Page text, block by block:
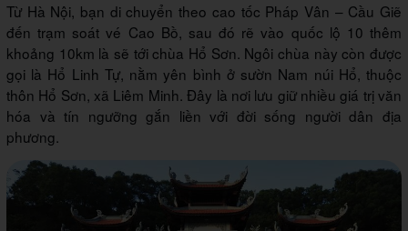
Từ Hà Nội, bạn di chuyển theo cao tốc Pháp Vân – Cầu Giẽ
đến trạm soát vé Cao Bồ, sau đó rẽ vào quốc lộ 10 thêm
khoảng 10km là sẽ tới chùa Hổ Sơn. Ngôi chùa này còn được
gọi là Hổ Linh Tự, nằm yên bình ở sườn Nam núi Hổ, thuộc
thôn Hổ Sơn, xã Liêm Minh. Đây là nơi lưu giữ nhiều giá trị văn
hóa và tín ngưỡng gắn liền với đời sống người dân địa
phương.